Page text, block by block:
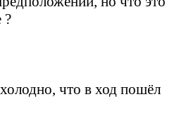
?
что в ход пошёл